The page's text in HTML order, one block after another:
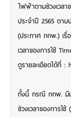
ไฟฟ้าตามช่วงเวล
ประจำปี 2565 ตา
(ประกาศ กกพ.) เรื่
เวลาของการใช้
ดูรายละเอียดได้ที่
ทั้งนี้ กรณี กกพ. มีม
ช่วงเวลาของการ